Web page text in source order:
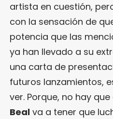
artista en cuestión,
con la sensación de
potencia que las
ya han llevado a su
una carta de
futuros lanzamientos,
ver. Porque, no hay
Beal va a tener que